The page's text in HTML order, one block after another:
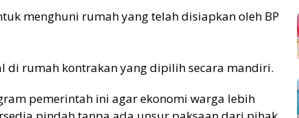
menghuni rumah yang telah disiapkan oleh BP
di rumah kontrakan yang dipilih secara mandiri.
pemerintah ini agar ekonomi warga lebih